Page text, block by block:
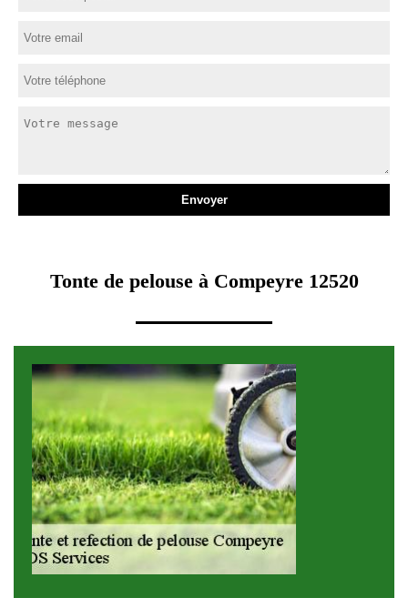
Tonte de pelouse à Compeyre 12520